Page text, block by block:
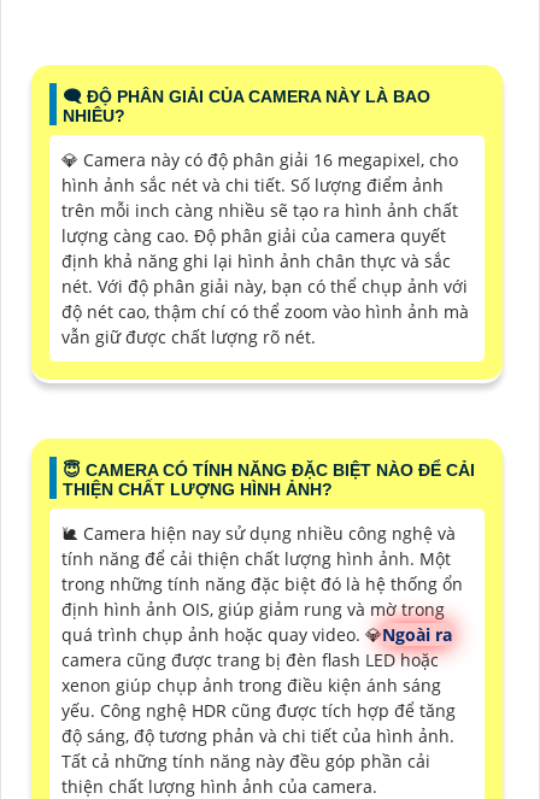
🗨️ ĐỘ PHÂN GIẢI CỦA CAMERA NÀY LÀ BAO
NHIÊU?
💎 Camera này có độ phân giải 16 megapixel, cho
hình ảnh sắc nét và chi tiết. Số lượng điểm ảnh
trên mỗi inch càng nhiều sẽ tạo ra hình ảnh chất
lượng càng cao. Độ phân giải của camera quyết
định khả năng ghi lại hình ảnh chân thực và sắc
nét. Với độ phân giải này, bạn có thể chụp ảnh với
độ nét cao, thậm chí có thể zoom vào hình ảnh mà
vẫn giữ được chất lượng rõ nét.
😇 CAMERA CÓ TÍNH NĂNG ĐẶC BIỆT NÀO ĐỂ CẢI
THIỆN CHẤT LƯỢNG HÌNH ẢNH?
🐌 Camera hiện nay sử dụng nhiều công nghệ và
tính năng để cải thiện chất lượng hình ảnh. Một
trong những tính năng đặc biệt đó là hệ thống ổn
định hình ảnh OIS, giúp giảm rung và mờ trong
quá trình chụp ảnh hoặc quay video. 💎Ngoài ra
camera cũng được trang bị đèn flash LED hoặc
xenon giúp chụp ảnh trong điều kiện ánh sáng
yếu. Công nghệ HDR cũng được tích hợp để tăng
độ sáng, độ tương phản và chi tiết của hình ảnh.
Tất cả những tính năng này đều góp phần cải
thiện chất lượng hình ảnh của camera.